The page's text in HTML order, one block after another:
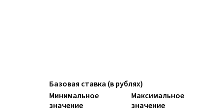
Базовая ставка (в рублях)
Минимальное
значение
Максимальное
значение